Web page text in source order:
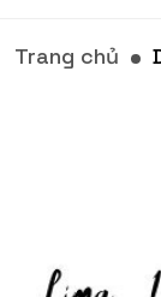
Trang chủ